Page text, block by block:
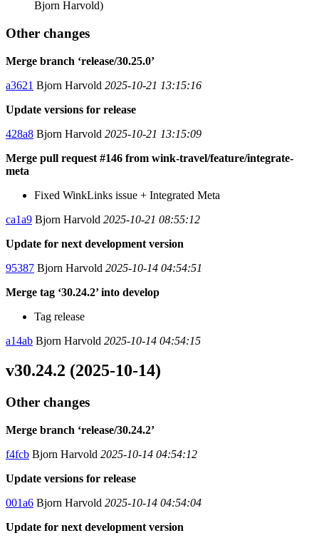
Bjorn Harvold)
Other changes
Merge branch ‘release/30.25.0’
a3621 Bjorn Harvold 2025-10-21 13:15:16
Update versions for release
428a8 Bjorn Harvold 2025-10-21 13:15:09
Merge pull request #146 from wink-travel/feature/integrate-
meta
Fixed WinkLinks issue + Integrated Meta
ca1a9 Bjorn Harvold 2025-10-21 08:55:12
Update for next development version
95387 Bjorn Harvold 2025-10-14 04:54:51
Merge tag ‘30.24.2’ into develop
Tag release
a14ab Bjorn Harvold 2025-10-14 04:54:15
v30.24.2 (2025-10-14)
Other changes
Merge branch ‘release/30.24.2’
f4fcb Bjorn Harvold 2025-10-14 04:54:12
Update versions for release
001a6 Bjorn Harvold 2025-10-14 04:54:04
Update for next development version